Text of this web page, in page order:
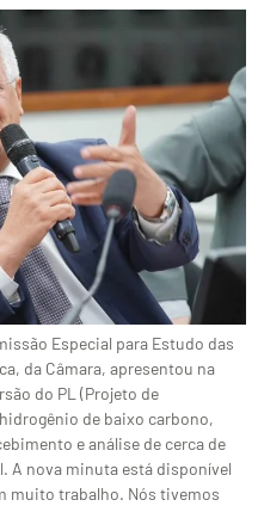
Especial para Estudo das
da Câmara, apresentou na
do PL (Projeto de
de baixo carbono,
e análise de cerca de
A nova minuta está disponível
muito trabalho. Nós tivemos